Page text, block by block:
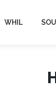
WHIL